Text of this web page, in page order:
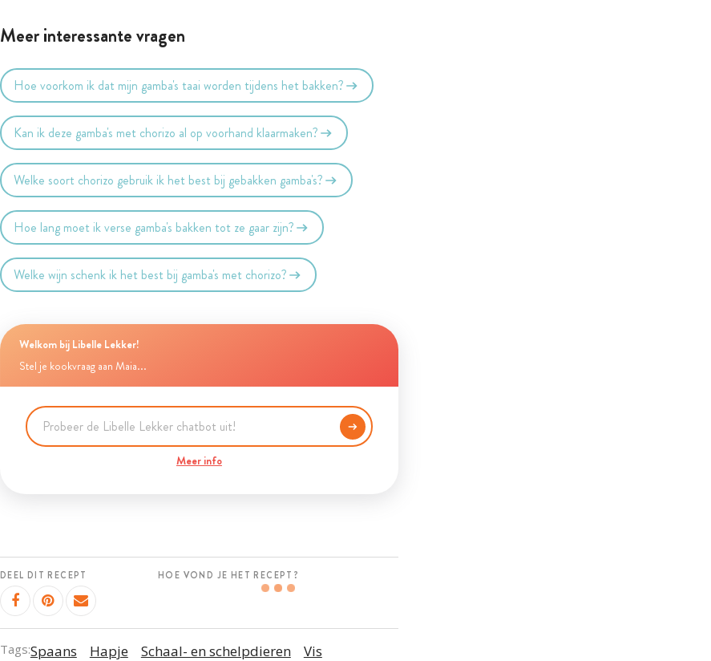
Meer interessante vragen
Hoe voorkom ik dat mijn gamba's taai worden tijdens het bakken?
Kan ik deze gamba's met chorizo al op voorhand klaarmaken?
Welke soort chorizo gebruik ik het best bij gebakken gamba's?
Hoe lang moet ik verse gamba's bakken tot ze gaar zijn?
Welke wijn schenk ik het best bij gamba's met chorizo?
Welkom bij Libelle Lekker!
Stel je kookvraag aan Maia...
Meer info
DEEL DIT RECEPT HOE VOND JE HET RECEPT?
Tags:Spaans Hapje Schaal- en schelpdieren Vis